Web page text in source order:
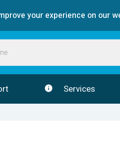
your experience on our
Services